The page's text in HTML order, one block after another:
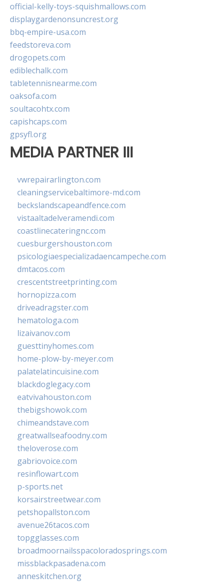
official-kelly-toys-squishmallows.com
displaygardenonsuncrest.org
bbq-empire-usa.com
feedstoreva.com
drogopets.com
ediblechalk.com
tabletennisnearme.com
oaksofa.com
soultacohtx.com
capishcaps.com
gpsyfl.org
MEDIA PARTNER III
vwrepairarlington.com
cleaningservicebaltimore-md.com
beckslandscapeandfence.com
vistaaltadelveramendi.com
coastlinecateringnc.com
cuesburgershouston.com
psicologiaespecializadaencampeche.com
dmtacos.com
crescentstreetprinting.com
hornopizza.com
driveadragster.com
hematologa.com
lizaivanov.com
guesttinyhomes.com
home-plow-by-meyer.com
palatelatincuisine.com
blackdoglegacy.com
eatvivahouston.com
thebigshowok.com
chimeandstave.com
greatwallseafoodny.com
theloverose.com
gabriovoice.com
resinflowart.com
p-sports.net
korsairstreetwear.com
petshopallston.com
avenue26tacos.com
topgglasses.com
broadmoornailsspacoloradosprings.com
missblackpasadena.com
anneskitchen.org